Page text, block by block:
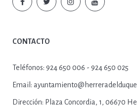
CONTACTO
Teléfonos: 924 650 006 - 924 650 025
Email:
Dirección: Plaza Concordia, 1, 06670